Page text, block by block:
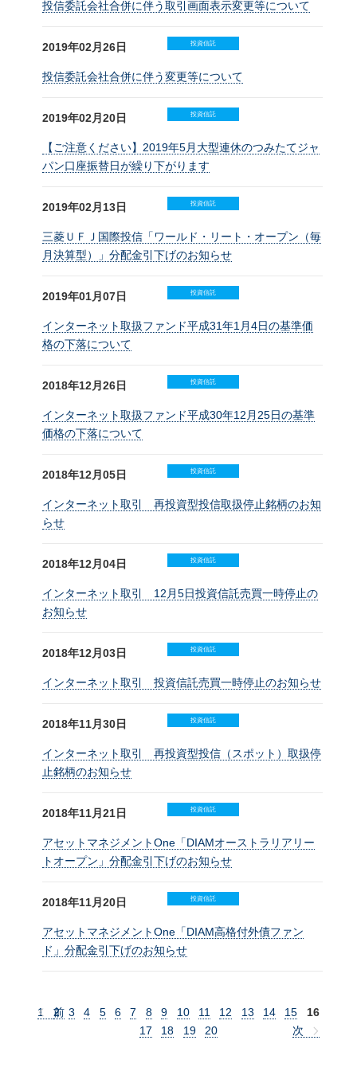
投信委託会社合併に伴う取引画面表示変更等について
2019年02月26日 投資信託
投信委託会社合併に伴う変更等について
2019年02月20日 投資信託
【ご注意ください】2019年5月大型連休のつみたてジャ
パン口座振替日が繰り下がります
2019年02月13日 投資信託
三菱ＵＦＪ国際投信「ワールド・リート・オープン（毎
月決算型）」分配金引下げのお知らせ
2019年01月07日 投資信託
インターネット取扱ファンド平成31年1月4日の基準価
格の下落について
2018年12月26日 投資信託
インターネット取扱ファンド平成30年12月25日の基準
価格の下落について
2018年12月05日 投資信託
インターネット取引 再投資型投信取扱停止銘柄のお知
らせ
2018年12月04日 投資信託
インターネット取引 12月5日投資信託売買一時停止の
お知らせ
2018年12月03日 投資信託
インターネット取引 投資信託売買一時停止のお知らせ
2018年11月30日 投資信託
インターネット取引 再投資型投信（スポット）取扱停
止銘柄のお知らせ
2018年11月21日 投資信託
アセットマネジメントOne「DIAMオーストラリアリー
トオープン」分配金引下げのお知らせ
2018年11月20日 投資信託
アセットマネジメントOne「DIAM高格付外債ファン
ド」分配金引下げのお知らせ
前
1 2 3 4 5 6 7 8 9 10 11 12 13 14 15
16
17
18 19 20 次